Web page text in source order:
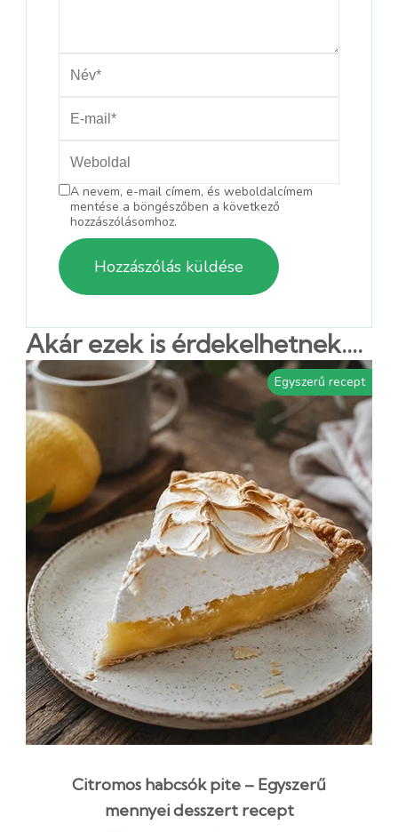
A nevem, e-mail címem, és weboldalcímem
mentése a böngészőben a következő
hozzászólásomhoz.
Akár ezek is érdekelhetnek....
Egyszerű recept
Citromos habcsók pite – Egyszerű
mennyei desszert recept